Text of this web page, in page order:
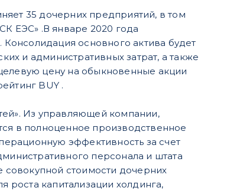
35 дочерних предприятий, в том
ЕЭС» .В январе 2020 года
основного актива будет
и административных затрат, а также
цену на обыкновенные акции
BUY .
Из управляющей компании,
в полноценное производственное
эффективность за счет
персонала и штата
стоимости дочерних
капитализации холдинга,